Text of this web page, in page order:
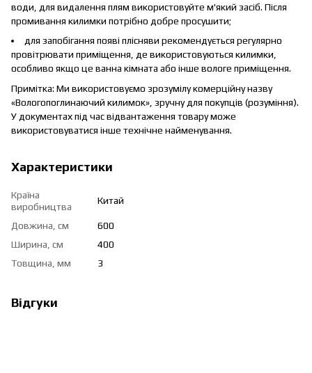
води, для видалення плям використовуйте м'який засіб. Після
промивання килимки потрібно добре просушити;
для запобігання появі плісняви рекомендується регулярно
провітрювати приміщення, де використовуються килимки,
особливо якщо це ванна кімната або інше вологе приміщення.
Примітка: Ми використовуємо зрозумілу комерційну назву
«Вологопоглинаючий килимок», зручну для покупців (розуміння).
У документах під час відвантаження товару може
використовуватися інше технічне найменування.
Характеристики
Країна
виробництва
Китай
Довжина, см
600
Ширина, см
400
Товщина, мм
3
Відгуки